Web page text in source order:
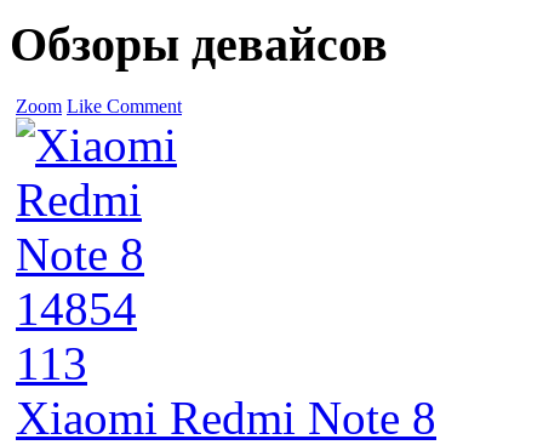
Обзоры девайсов
Zoom Like Comment
14854
113
Xiaomi Redmi Note 8